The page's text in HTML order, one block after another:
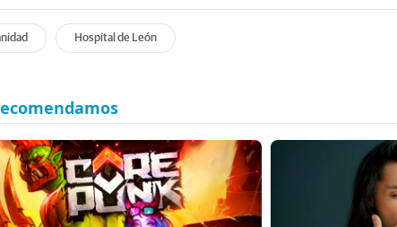
Hospital de León